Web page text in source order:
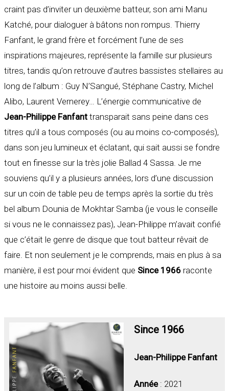
craint pas d’inviter un deuxième batteur, son ami Manu
Katché, pour dialoguer à bâtons non rompus. Thierry
Fanfant, le grand frère et forcément l’une de ses
inspirations majeures, représente la famille sur plusieurs
titres, tandis qu’on retrouve d’autres bassistes stellaires au
long de l’album : Guy N’Sangué, Stéphane Castry, Michel
Alibo, Laurent Vernerey… L’énergie communicative de
Jean-Philippe Fanfant transparait sans peine dans ces
titres qu’il a tous composés (ou au moins co-composés),
dans son jeu lumineux et éclatant, qui sait aussi se fondre
tout en finesse sur la très jolie Ballad 4 Sassa. Je me
souviens qu’il y a plusieurs années, lors d’une discussion
sur un coin de table peu de temps après la sortie du très
bel album Dounia de Mokhtar Samba (je vous le conseille
si vous ne le connaissez pas), Jean-Philippe m’avait confié
que c’était le genre de disque que tout batteur rêvait de
faire. Et non seulement je le comprends, mais en plus à sa
manière, il est pour moi évident que Since 1966 raconte
une histoire au moins aussi belle.
Since 1966
Jean-Philippe Fanfant
Année: 2021